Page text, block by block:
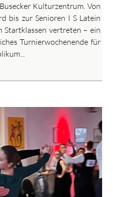
Kulturzentrum. Von
bis zur Senioren I S Latein
Startklassen vertreten – ein
Turnierwochenende für